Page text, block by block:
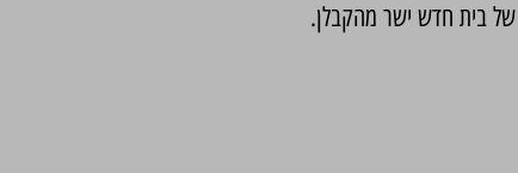
בית חדש ישר מהקבלן.